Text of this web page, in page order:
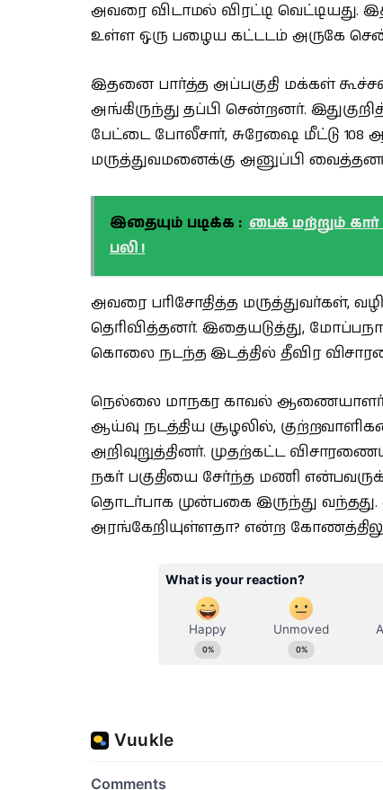
அவரை விடாமல் விரட்டி வெட்டியது.
உள்ள ஒரு பழைய கட்டடம் அருகே
இதனை பார்த்த அப்பகுதி மக்கள்
அங்கிருந்து தப்பி சென்றனர்.
பேட்டை போலீசார், சுரேஷை மீட்டு
மருத்துவமனைக்கு அனுப்பி
இதையும் படிக்க : பைக் மற்றும் கார்
பலி !
அவரை பரிசோதித்த மருத்துவர்கள்,
தெரிவித்தனர். இதையடுத்து,
கொலை நடந்த இடத்தில் தீவிர
நெல்லை மாநகர காவல்
ஆய்வு நடத்திய சூழலில்,
அறிவுறுத்தினர். முதற்கட்ட
நகர் பகுதியை சேர்ந்த மணி
தொடர்பாக முன்பகை இருந்து
அரங்கேறியுள்ளதா? என்ற